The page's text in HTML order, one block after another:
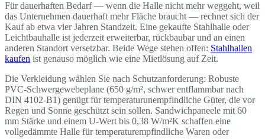
Für dauerhaften Bedarf — wenn die Halle nicht mehr weggeht, weil
das Unternehmen dauerhaft mehr Fläche braucht — rechnet sich der
Kauf ab etwa vier Jahren Standzeit. Eine gekaufte Stahlhalle oder
Leichtbauhalle ist jederzeit erweiterbar, rückbaubar und an einen
anderen Standort versetzbar. Beide Wege stehen offen: Stahlhallen
kaufen ist genauso möglich wie eine Mietlösung auf Zeit.
Die Verkleidung wählen Sie nach Schutzanforderung: Robuste
PVC-Schwergewebeplane (650 g/m², schwer entflammbar nach
DIN 4102-B1) genügt für temperaturunempfindliche Güter, die vor
Regen und Sonne geschützt sein sollen. Sandwichpaneele mit 60
mm Stärke und einem U-Wert bis 0,38 W/m²K schaffen eine
vollgedämmte Halle für temperaturempfindliche Waren oder